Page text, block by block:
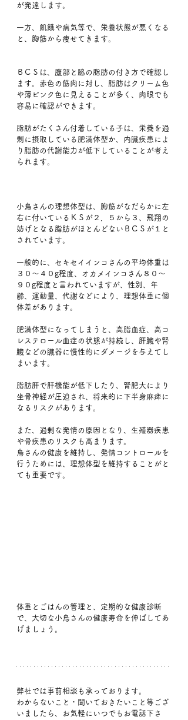
が発達します。
一方、飢餓や病気等で、栄養状態が悪くなる
と、胸筋から痩せてきます。
ＢＣＳは、腹部と脇の脂肪の付き方で確認し
ます。赤色の筋肉に対し、脂肪はクリーム色
や薄ピンク色に見えることが多く、肉眼でも
容易に確認ができます。
脂肪がたくさん付着している子は、栄養を過
剰に摂取している肥満体型か、内臓疾患によ
り脂肪の代謝能力が低下していることが考え
られます。
小鳥さんの理想体型は、胸筋がなだらかに左
右に付いているＫＳが２．５から３、飛翔の
妨げとなる脂肪がほとんどないＢＣＳが１と
されています。
一般的に、セキセイインコさんの平均体重は
３０〜４０g程度、オカメインコさん８０〜
９０g程度と言われていますが、性別、年
齢、運動量、代謝などにより、理想体重に個
体差があります。
肥満体型になってしまうと、高脂血症、高コ
レステロール血症の状態が持続し、肝臓や腎
臓などの臓器に慢性的にダメージを与えてし
まいます。
脂肪肝で肝機能が低下したり、腎肥大により
坐骨神経が圧迫され、将来的に下半身麻痺に
なるリスクがあります。
また、過剰な発情の原因となり、生殖器疾患
や骨疾患のリスクも高まります。
鳥さんの健康を維持し、発情コントロールを
行うためには、理想体型を維持することがと
ても重要です。
体重とごはんの管理と、定期的な健康診断
で、大切な小鳥さんの健康寿命を伸ばしてあ
げましょう。
弊社では事前相談も承っております。
わからないこと・聞いておきたいこと等ござ
いましたら、お気軽にいつでもお電話下さ